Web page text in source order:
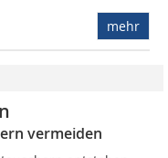
mehr
vermeiden